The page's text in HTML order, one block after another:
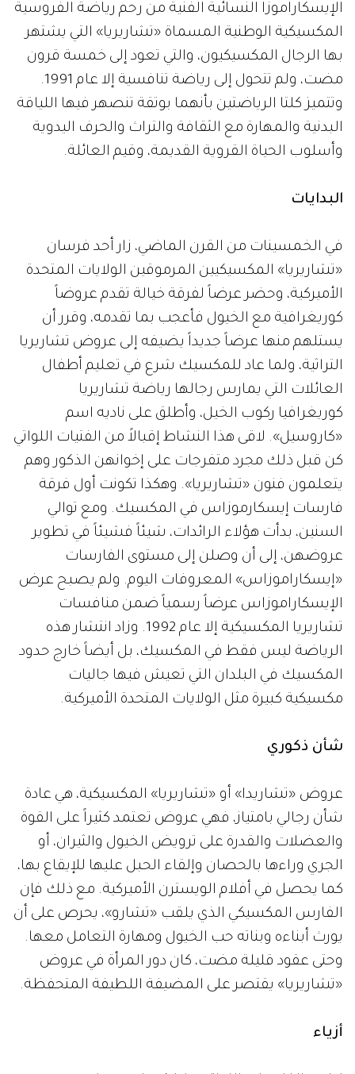
الإيسكاراموزا النسائية الفنية من رحم رياضة الفروسية
المكسيكية الوطنية المسماة «تشاريريا» التي يشتهر
بها الرجال المكسيكيون، والتي تعود إلى خمسة قرون
مضت، ولم تتحول إلى رياضة تنافسية إلا عام 1991.
وتتميز كلتا الرياضتين بأنهما بوتقة تنصهر فيها اللياقة
البدنية والمهارة مع الثقافة والتراث والحرف اليدوية
وأسلوب الحياة القروية القديمة، وقيم العائلة.
البدايات
في الخمسينات من القرن الماضي، زار أحد فرسان
«تشاريريا» المكسيكيين المرموقين الولايات المتحدة
الأميركية، وحضر عرضاً لفرقة خيالة تقدم عروضاً
كوريغرافية مع الخيول فأعجب بما تقدمه، وقرر أن
يستلهم منها عرضاً جديداً يضيفه إلى عروض تشاريريا
التراثية، ولما عاد للمكسيك شرع في تعليم أطفال
العائلات التي يمارس رجالها رياضة تشاريريا
كوريغرافيا ركوب الخيل، وأطلق على ناديه اسم
«كاروسيل». لاقى هذا النشاط إقبالاً من الفتيات اللواتي
كن قبل ذلك مجرد متفرجات على إخوانهن الذكور وهم
يتعلمون فنون «تشاريريا». وهكذا تكونت أول فرقة
فارسات إيسكارموزاس في المكسيك. ومع توالي
السنين، بدأت هؤلاء الرائدات، شيئاً فشيئاً في تطوير
عروضهن، إلى أن وصلن إلى مستوى الفارسات
«إيسكاراموزاس» المعروفات اليوم. ولم يصبح عرض
الإيسكاراموزاس عرضاً رسمياً ضمن منافسات
تشاريريا المكسيكية إلا عام 1992. وزاد انتشار هذه
الرياضة ليس فقط في المكسيك، بل أيضاً خارج حدود
المكسيك في البلدان التي تعيش فيها جاليات
مكسيكية كبيرة مثل الولايات المتحدة الأميركية.
شأن ذكوري
عروض «تشاريدا» أو «تشاريريا» المكسيكية، هي عادة
شأن رجالي بامتياز، فهي عروض تعتمد كثيراً على القوة
والعضلات والقدرة على ترويض الخيول والثيران، أو
الجري وراءها بالحصان وإلقاء الحبل عليها للإيقاع بها،
كما يحصل في أفلام الويسترن الأميركية. مع ذلك فإن
الفارس المكسيكي الذي يلقب «تشارو»، يحرص على أن
يورث أبناءه وبناته حب الخيول ومهارة التعامل معها.
وحتى عقود قليلة مضت، كان دور المرأة في عروض
«تشاريريا» يقتصر على المضيفة اللطيفة المتحفظة.
أزياء